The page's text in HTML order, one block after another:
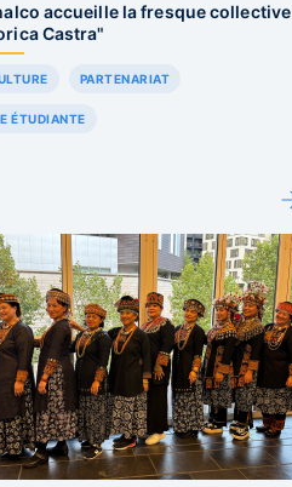
accueille la fresque collective
Castra"
PARTENARIAT
ÉTUDIANTE